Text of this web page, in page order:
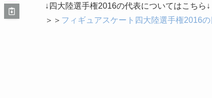
↓四大陸選手権2016の代表についてはこちら↓
＞＞ フィギュアスケート四大陸選手権2016